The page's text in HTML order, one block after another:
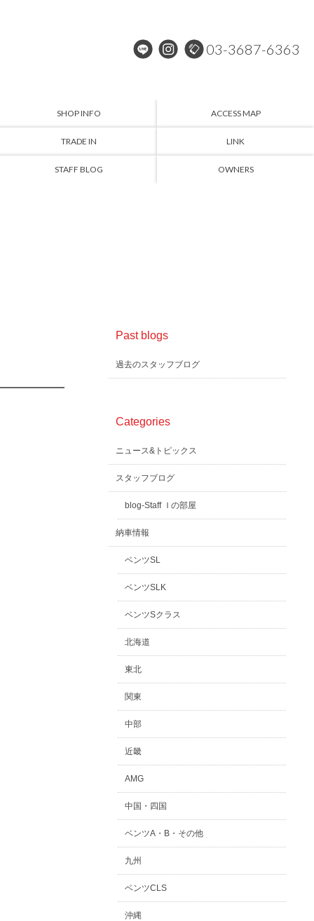
03-3687-6363
SHOP INFO ACCESS MAP
TRADE IN LINK
STAFF BLOG OWNERS
Past blogs
過去のスタッフブログ
Categories
ニュース&トピックス
スタッフブログ
blog-Staff Ｉの部屋
納車情報
ベンツSL
ベンツSLK
ベンツSクラス
北海道
東北
関東
中部
近畿
AMG
中国・四国
ベンツA・B・その他
九州
ベンツCLS
沖縄